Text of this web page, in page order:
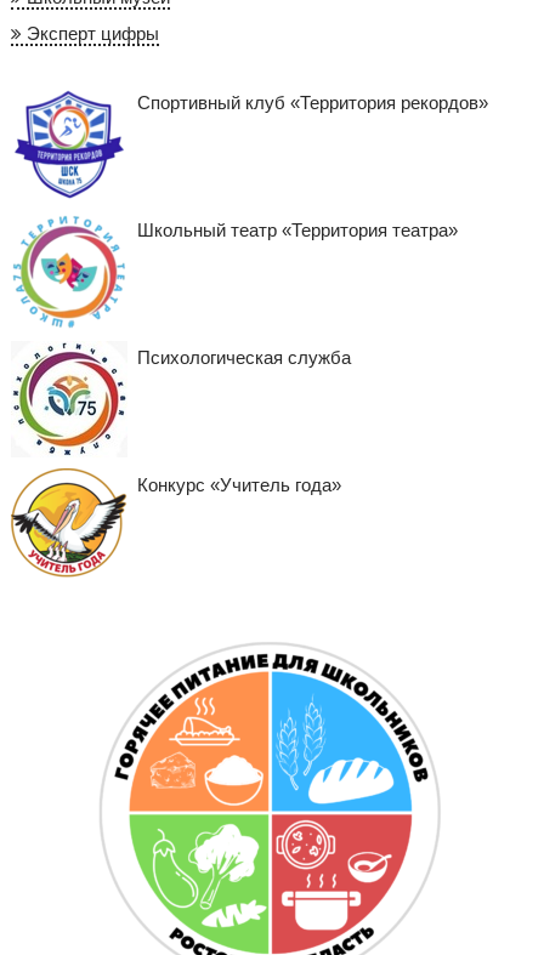
Эксперт цифры
Спортивный клуб «Территория рекордов»
Школьный театр «Территория театра»
Психологическая служба
Конкурс «Учитель года»